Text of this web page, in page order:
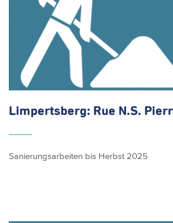
Limpertsberg: Rue N.S.
Sanierungsarbeiten bis Herbst 2025